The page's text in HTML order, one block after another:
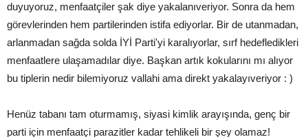
duyuyoruz, menfaatçiler şak diye yakalanıveriyor. Sonra da hem
görevlerinden hem partilerinden istifa ediyorlar. Bir de utanmadan,
arlanmadan sağda solda İYİ Parti'yi karalıyorlar, sırf hedefledikleri
menfaatlere ulaşamadılar diye. Başkan artık kokularını mı alıyor
bu tiplerin nedir bilemiyoruz vallahi ama direkt yakalayıveriyor : )
Henüz tabanı tam oturmamış, siyasi kimlik arayışında, genç bir
parti için menfaatçi parazitler kadar tehlikeli bir şey olamaz!